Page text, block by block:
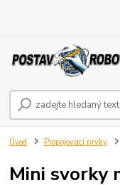
Úvod Propojovací prvky
Mini svorky